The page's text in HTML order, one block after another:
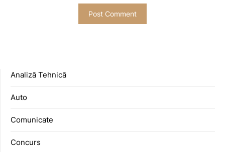
Analiză Tehnică
Auto
Comunicate
Concurs